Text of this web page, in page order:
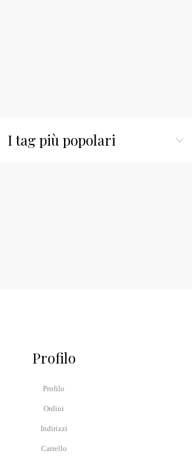
I tag più popolari
Profilo
Profilo
Ordini
Indirizzi
Carrello